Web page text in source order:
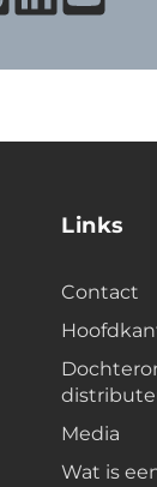
Links
Contact
Media
Wat is